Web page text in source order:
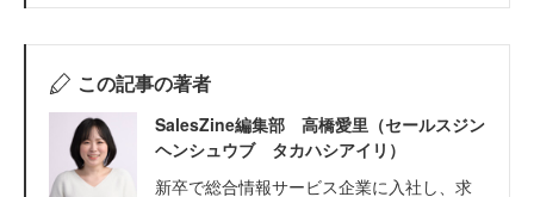
この記事の著者
SalesZine編集部 高橋愛里（セールスジン
ヘンシュウブ タカハシアイリ）
新卒で総合情報サービス企業に入社し、求